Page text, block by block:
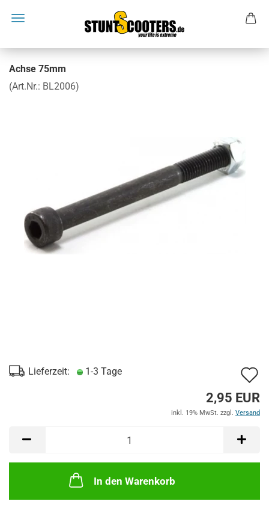
Achse 75mm
(Art.Nr.: BL2006)
Lieferzeit: 1-3 Tage
2,95 EUR
inkl. 19% MwSt. zzgl. Versand
In den Warenkorb